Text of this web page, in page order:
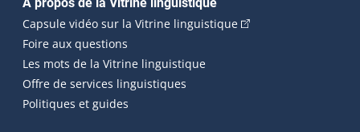
Navigation principale
Capsule vidéo sur la Vitrine linguistique(Cet hyperlien
Foire aux questions
Les mots de la Vitrine linguistique
Offre de services linguistiques
Politiques et guides